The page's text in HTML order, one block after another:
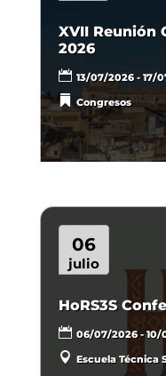
XVII Reunión
2026
13/07/2026 - 17/
Congresos
06
julio
HoRS3S
06/07/2026 - 10/
Escuela